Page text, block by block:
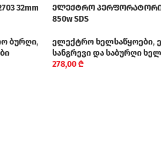
32mm
ბურღი,
ელექტრო პერფორატორი
850w SDS
ელექტრო ხელსაწყოები,
სანგრევი და საბურღი
278,00₾